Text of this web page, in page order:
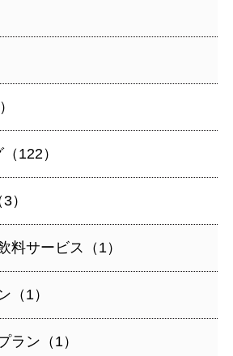
122）
）
料サービス（1）
（1）
ラン（1）